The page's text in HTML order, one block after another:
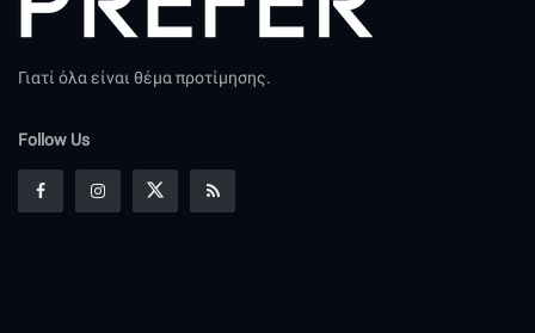
Γιατί όλα είναι θέμα προτίμησης.
Follow Us